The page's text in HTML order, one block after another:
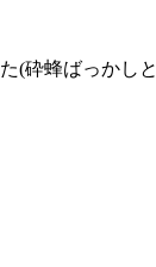
(砕蜂ばっかしと